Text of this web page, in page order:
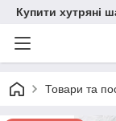
Купити хутряні
Товари та